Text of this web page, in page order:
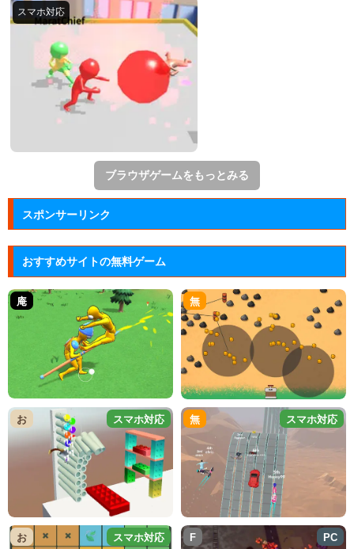
ブラウザゲームをもっとみる
スポンサーリンク
おすすめサイトの無料ゲーム
庵 無
お スマホ対応 無 スマホ対応
お スマホ対応 F PC